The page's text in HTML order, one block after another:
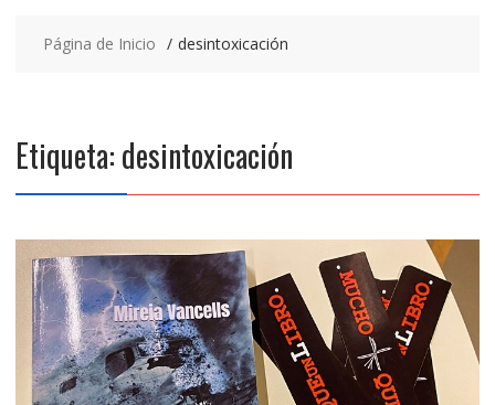
Página de Inicio desintoxicación
Etiqueta:desintoxicación